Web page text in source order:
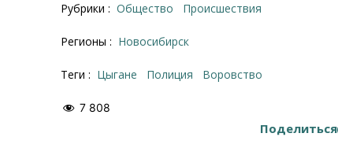
Рубрики : Общество Происшествия
Регионы : Новосибирск
Теги : цыгане полиция воровство
7 808
Поделиться